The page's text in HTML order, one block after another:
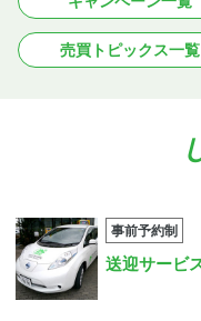
売買トピックス一覧
事前予約制
送迎サービ